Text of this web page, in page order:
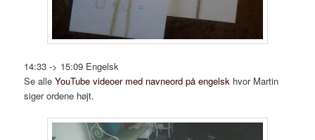
14:33 -> 15:09 Engelsk
Se alleYouTube videoer med navneord på engelsk hvor Martin
siger ordene højt.